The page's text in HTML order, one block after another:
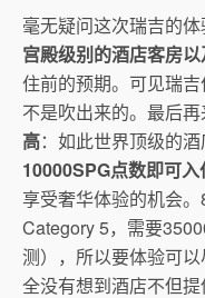
毫无疑问这次瑞吉的体
宫殿级别的酒店客房
住前的预期。可见瑞
不是吹出来的。最后
高：如此世界顶级的酒
10000SPG点数即可入
享受奢华体验的机会
Category 5，需要
测），所以要体验可
全没有想到酒店不但